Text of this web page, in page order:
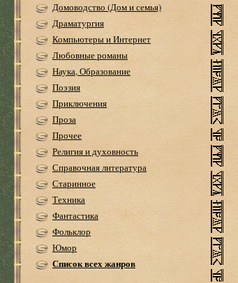
Домоводство (Дом и семья)
Драматургия
Компьютеры и Интернет
Любовные романы
Наука, Образование
Поэзия
Приключения
Проза
Прочее
Религия и духовность
Справочная литература
Старинное
Техника
Фантастика
Фольклор
Юмор
Список всех жанров